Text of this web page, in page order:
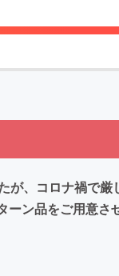
が、コロナ禍で厳
ン品をご用意さ